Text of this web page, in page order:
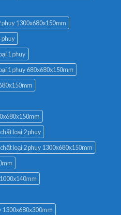
1300x680x150mm
phuy
1 phuy
1 phuy 680x680x150mm
loại 2 phuy
loại 2 phuy 1300x680x150mm
1300x680x300mm